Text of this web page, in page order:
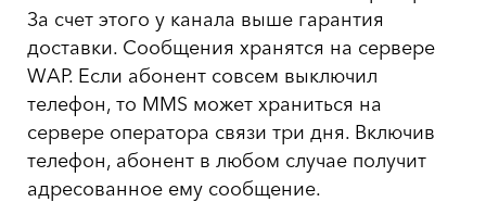
За счет этого у канала выше гарантия
доставки. Сообщения хранятся на сервере
WAP. Если абонент совсем выключил
телефон, то MMS может храниться на
сервере оператора связи три дня. Включив
телефон, абонент в любом случае получит
адресованное ему сообщение.